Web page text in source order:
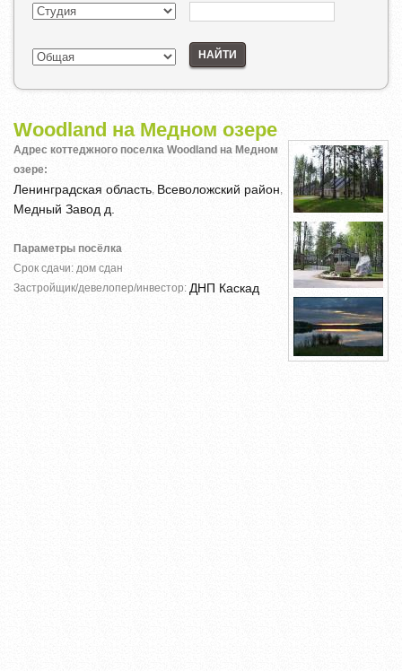
НАЙТИ
Woodland на Медном озере
Адрес коттеджного поселка Woodland на Медном
озере:
Ленинградская область Всеволожский район
Медный Завод д.
Параметры посёлка
Срок сдачи: дом сдан
Застройщик/девелопер/инвестор: ДНП Каскад